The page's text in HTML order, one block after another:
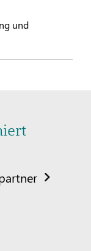
und